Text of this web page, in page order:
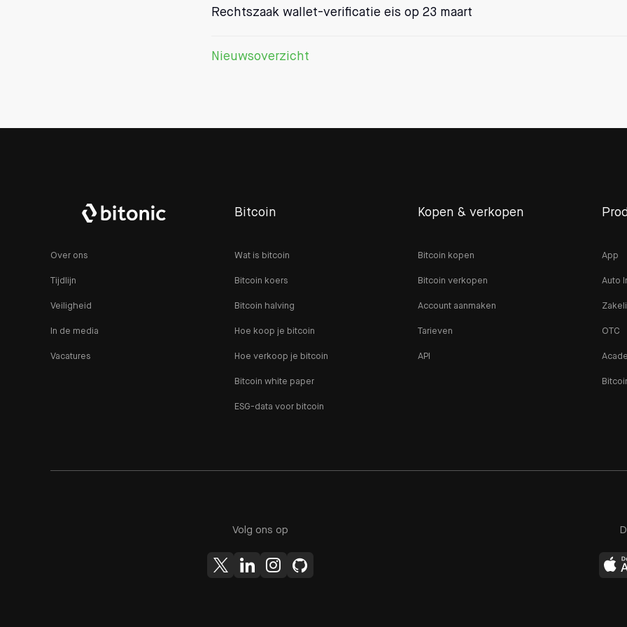
Rechtszaak wallet-verificatie eis op 23 maart
Nieuwsoverzicht
Over ons
Tijdlijn
Veiligheid
In de media
Vacatures
Bitcoin
Wat is bitcoin
Bitcoin koers
Bitcoin halving
Hoe koop je bitcoin
Hoe verkoop je bitcoin
Bitcoin white paper
ESG-data voor bitcoin
Kopen & verkopen
Bitcoin kopen
Bitcoin verkopen
Account aanmaken
Tarieven
API
App
Auto
OTC
Volg ons op